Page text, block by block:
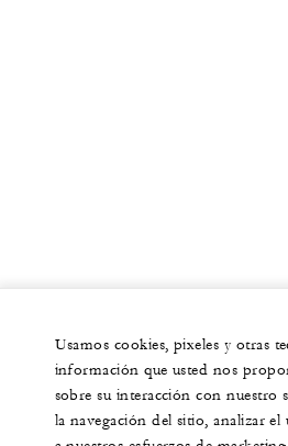
Usamos cookies, pixeles y otras
información que usted nos
sobre su interacción con
la navegación del sitio, analizar